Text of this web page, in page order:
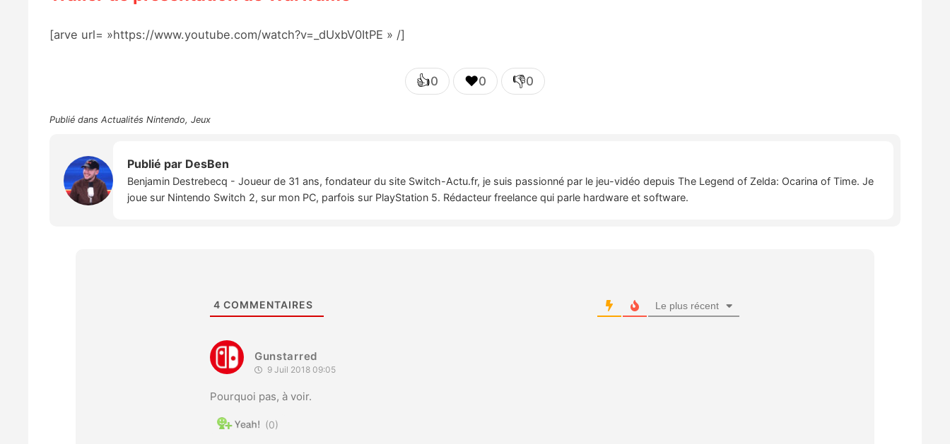
[arve url= »https://www.youtube.com/watch?v=_dUxbV0ItPE » /]
👍0 ❤️0 👎0
Publié dans Actualités Nintendo, Jeux
Publié par DesBen
Benjamin Destrebecq - Joueur de 31 ans, fondateur du site Switch-Actu.fr, je suis passionné par le jeu-vidéo depuis The Legend of Zelda: Ocarina of Time. Je
joue sur Nintendo Switch 2, sur mon PC, parfois sur PlayStation 5. Rédacteur freelance qui parle hardware et software.
4 COMMENTAIRES Le plus récent
Gunstarred
9 Juil 2018 09:05
Pourquoi pas, à voir.
0